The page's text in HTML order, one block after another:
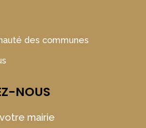
des communes
NOUS
mairie